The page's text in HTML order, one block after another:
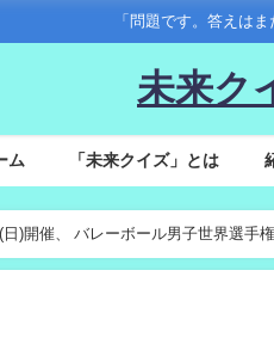
「問題です。答えは
未来ク
ム 「未来クイズ」とは
日)開催、 バレーボール男子世界選手